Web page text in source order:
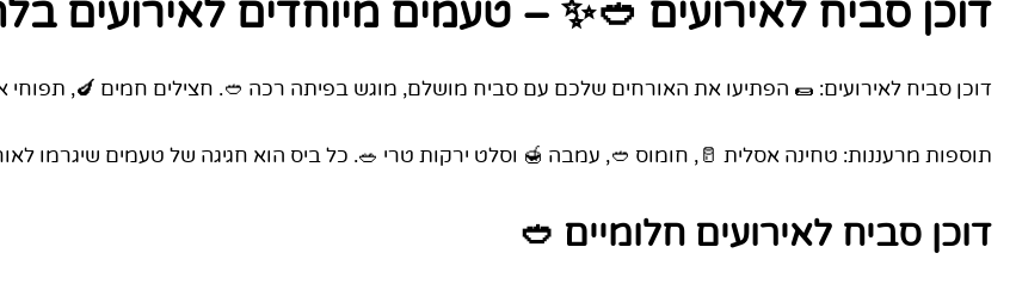
דוכן סביח לאירועים 🥙✨ – טעמים מיוחדים לאירועים
דוכן סביח לאירועים: 🌯 הפתיעו את האורחים שלכם עם סביח מושלם, מוגש בפיתה רכה 🥙. חצילים חמים 🍆, תפוחי
תוספות מרעננות: טחינה אסלית 🥛, חומוס 🥙, עמבה 🍯 וסלט ירקות טרי 🥗. כל ביס הוא חגיגה של טעמים שיגרמו
דוכן סביח לאירועים חלומיים 🥙